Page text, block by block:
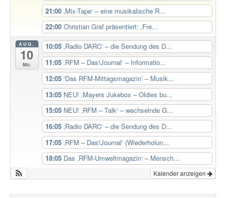
21:00 ‚Mix-Tape‘ – eine musikalische R...
22:00 Christian Graf präsentiert: ‚Fre...
AUG.
10
Mo.
10:05 ‚Radio DARC‘ – die Sendung des D...
11:05 ‚RFM – Das!Journal‘ – Informatio...
12:05 ‘Das RFM-Mittagsmagazin’ – Musik...
13:05 NEU! ‚Mayers Jukebox – Oldies bu...
15:05 NEU! ‚RFM – Talk‘ – wechselnde G...
16:05 ‚Radio DARC‘ – die Sendung des D...
17:05 ‚RFM – Das!Journal‘ (Wiederholun...
18:05 Das ‚RFM-Umweltmagazin‘ – Mensch...
Kalender anzeigen